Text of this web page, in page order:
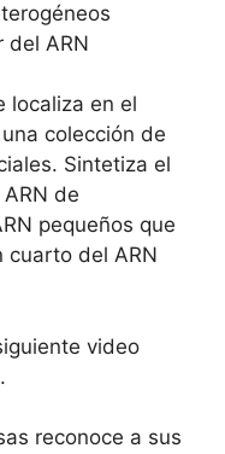
del ARN
localiza en el
colección de
Sintetiza el
de
pequeños que
cuarto del ARN
video
.
reconoce a sus